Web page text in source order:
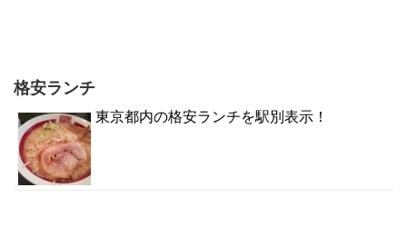
格安ランチ
東京都内の格安ランチを駅別表示！